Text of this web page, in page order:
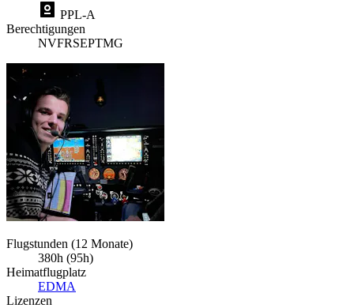
PPL-A
Berechtigungen
NVFRSEPTMG
Flugstunden (12 Monate)
380h (95h)
Heimatflugplatz
EDMA
Lizenzen